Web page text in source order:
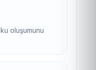
oluşumunu